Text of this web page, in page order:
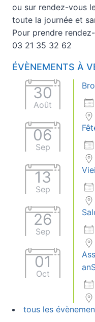
ou sur rendez-vous
toute la journée et
Pour prendre
03 21 35 32 62
ÉVÈNEMENTS À
30
Août
06
Sep
13
Sep
26
Sep
01
Oct
tous les